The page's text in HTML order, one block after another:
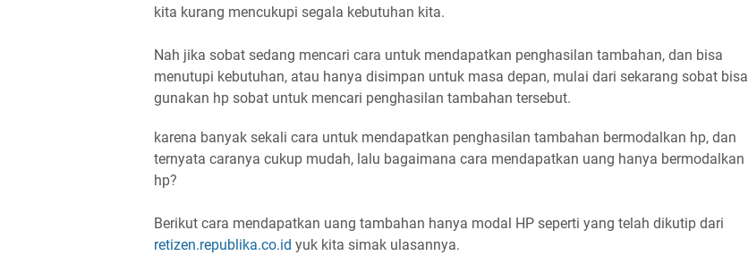
kita kurang mencukupi segala kebutuhan kita.
Nah jika sobat sedang mencari cara untuk mendapatkan penghasilan tambahan, dan bisa
menutupi kebutuhan, atau hanya disimpan untuk masa depan, mulai dari sekarang sobat bisa
gunakan hp sobat untuk mencari penghasilan tambahan tersebut.
karena banyak sekali cara untuk mendapatkan penghasilan tambahan bermodalkan hp, dan
ternyata caranya cukup mudah, lalu bagaimana cara mendapatkan uang hanya bermodalkan
hp?
Berikut cara mendapatkan uang tambahan hanya modal HP seperti yang telah dikutip dari
retizen.republika.co.id yuk kita simak ulasannya.